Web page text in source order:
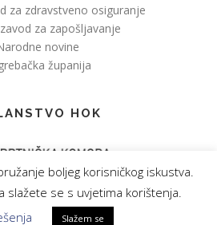
za zdravstveno osiguranje
za zapošljavanje
novine
županija
HOK
boljeg korisničkog iskustva.
slažete se s uvjetima korištenja.
Slažem se